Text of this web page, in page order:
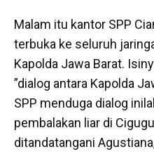
Malam itu kantor SPP
terbuka ke seluruh
Kapolda Jawa Barat.
”dialog antara Kapolda
SPP menduga dialog
pembalakan liar di
ditandatangani